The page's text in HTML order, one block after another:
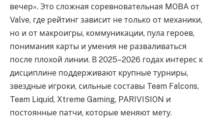
вечер». Это сложная соревновательная MOBA от
Valve, где рейтинг зависит не только от механики,
но и от макроигры, коммуникации, пула героев,
понимания карты и умения не разваливаться
после плохой линии. В 2025–2026 годах интерес к
дисциплине поддерживают крупные турниры,
звездные игроки, сильные составы Team Falcons,
Team Liquid, Xtreme Gaming, PARIVISION и
постоянные патчи, которые меняют мету.